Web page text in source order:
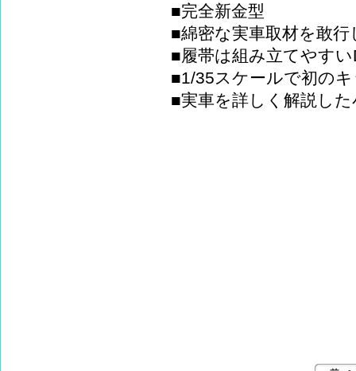
■完全新金型
■綿密な実車取材を敢
■履帯は組み立てやす
■1/35スケールで初の
■実車を詳しく解説した